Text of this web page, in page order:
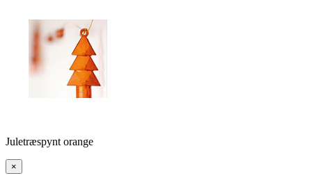
Juletræspynt orange
×